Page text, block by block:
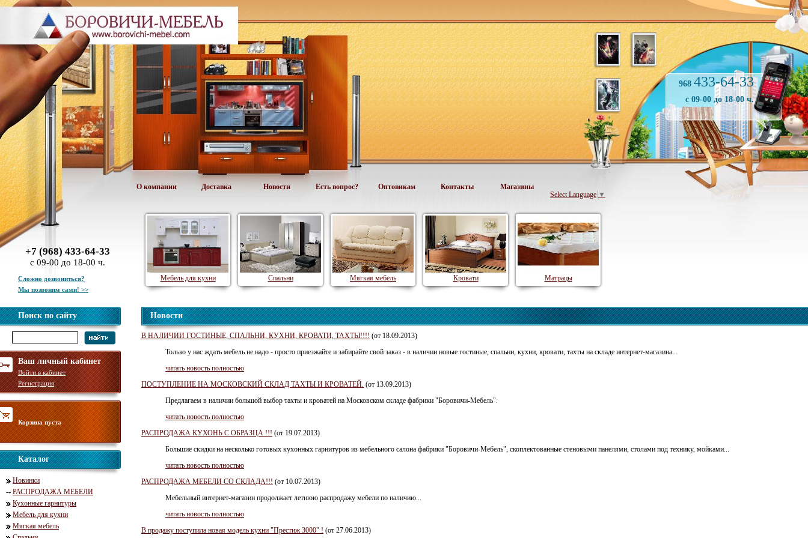
968 433-64-33
с 09-00 до 18-00 ч.
О компании Доставка Новости Есть вопрос? Оптовикам Контакты
Магазины
Select Language ▼
+7 (968) 433-64-33
с 09-00 до 18-00 ч.
Сложно дозвониться?
Мы позвоним сами! >>
Поиск по сайту
Ваш личный кабинет
Войти в кабинет
Регистрация
Корзина пуста
Каталог
Новинки
РАСПРОДАЖА МЕБЕЛИ
Кухонные гарнитуры
Мебель для кухни
Мягкая мебель
Мебель для кухни Спальни Мягкая мебель Кровати Матрацы
Новости
В НАЛИЧИИ ГОСТИНЫЕ, СПАЛЬНИ, КУХНИ, КРОВАТИ, ТАХТЫ!!!! (от 18.09.2013)
Только у нас ждать мебель не надо - просто приезжайте и забирайте свой заказ - в наличии новые гостиные, спальни, кухни, кровати, тахты на складе интернет-магазина...
читать новость полностью
ПОСТУПЛЕНИЕ НА МОСКОВСКИЙ СКЛАД ТАХТЫ И КРОВАТЕЙ. (от 13.09.2013)
Предлагаем в наличии большой выбор тахты и кроватей на Московском складе фабрики "Боровичи-Мебель".
читать новость полностью
РАСПРОДАЖА КУХОНЬ С ОБРАЗЦА !!! (от 19.07.2013)
Большие скидки на несколько готовых кухонных гарнитуров из мебельного салона фабрики "Боровичи-Мебель", скоплектованные стеновыми панелями, столами под технику, мойками...
читать новость полностью
РАСПРОДАЖА МЕБЕЛИ СО СКЛАДА!!! (от 10.07.2013)
Мебельный интернет-магазин продолжает летнюю распродажу мебели по наличию...
читать новость полностью
В продажу поступила новая модель кухни "Престиж 3000" ! (от 27.06.2013)